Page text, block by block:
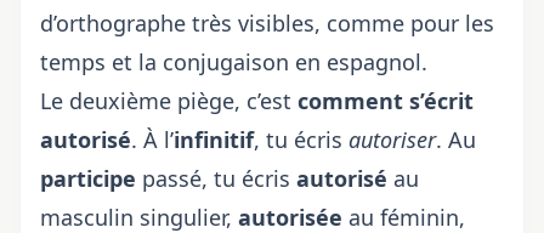
d’orthographe très visibles, comme pour les
temps et la conjugaison en espagnol.
Le deuxième piège, c’est comment s’écrit
autorisé. À l’infinitif, tu écris autoriser. Au
participe passé, tu écris autorisé au
masculin singulier, autorisée au féminin,